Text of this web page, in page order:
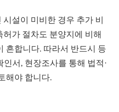
설이 미비한 경우 추가 비
가 절차도 분양지에 비해
흔합니다. 따라서 반드시 등
서, 현장조사를 통해 법적·
해야 합니다.